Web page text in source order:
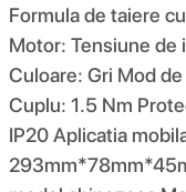
Formula de taiere
Motor: Tensiune
Culoare: Gri Mod
Cuplu: 1.5 Nm
IP20 Aplicatia